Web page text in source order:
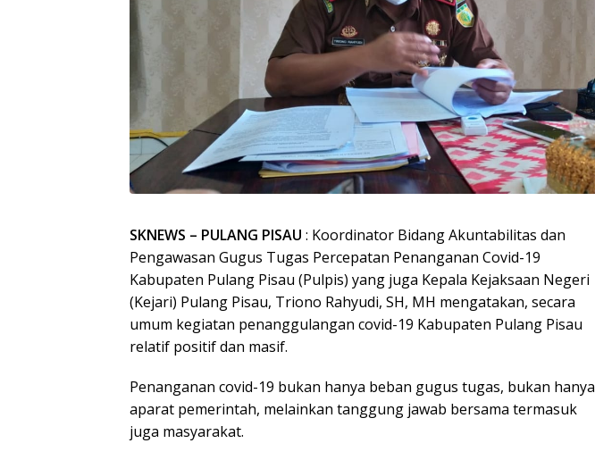
SKNEWS – PULANG PISAU : Koordinator Bidang Akuntabilitas dan
Pengawasan Gugus Tugas Percepatan Penanganan Covid-19
Kabupaten Pulang Pisau (Pulpis) yang juga Kepala Kejaksaan Negeri
(Kejari) Pulang Pisau, Triono Rahyudi, SH, MH mengatakan, secara
umum kegiatan penanggulangan covid-19 Kabupaten Pulang Pisau
relatif positif dan masif.
Penanganan covid-19 bukan hanya beban gugus tugas, bukan hanya
aparat pemerintah, melainkan tanggung jawab bersama termasuk
juga masyarakat.